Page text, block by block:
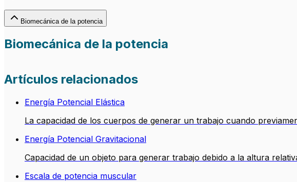
Biomecánica de la potencia
Biomecánica de la potencia
Artículos relacionados
Energía Potencial Elástica
La capacidad de los cuerpos de generar un trabajo cuando
Energía Potencial Gravitacional
Capacidad de un objeto para generar trabajo debido a la altura
Escala de potencia muscular